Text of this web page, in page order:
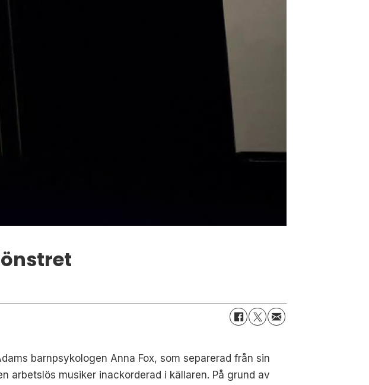
barnpsykologen Anna Fox, som separerad från sin
arbetslös musiker inackorderad i källaren. På grund av